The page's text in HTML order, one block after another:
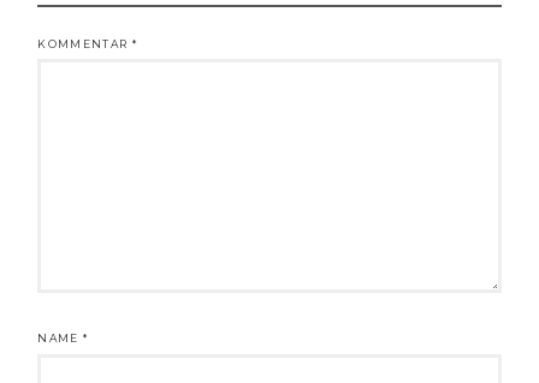
KOMMENTAR *
NAME*